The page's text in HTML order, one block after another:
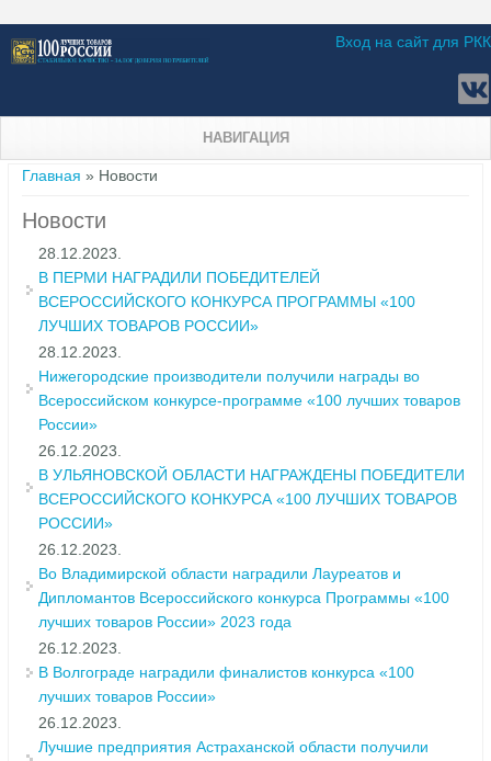
Вход на сайт для РКК
НАВИГАЦИЯ
Вы здесь
Главная » Новости
Новости
28.12.2023.
В ПЕРМИ НАГРАДИЛИ ПОБЕДИТЕЛЕЙ
ВСЕРОССИЙСКОГО КОНКУРСА ПРОГРАММЫ «100
ЛУЧШИХ ТОВАРОВ РОССИИ»
28.12.2023.
Нижегородские производители получили награды во
Всероссийском конкурсе-программе «100 лучших товаров
России»
26.12.2023.
В УЛЬЯНОВСКОЙ ОБЛАСТИ НАГРАЖДЕНЫ ПОБЕДИТЕЛИ
ВСЕРОССИЙСКОГО КОНКУРСА «100 ЛУЧШИХ ТОВАРОВ
РОССИИ»
26.12.2023.
Во Владимирской области наградили Лауреатов и
Дипломантов Всероссийского конкурса Программы «100
лучших товаров России» 2023 года
26.12.2023.
В Волгограде наградили финалистов конкурса «100
лучших товаров России»
26.12.2023.
Лучшие предприятия Астраханской области получили